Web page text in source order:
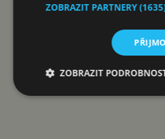
Reklama
ZOBRAZIT PARTNERY
ZOBRAZIT